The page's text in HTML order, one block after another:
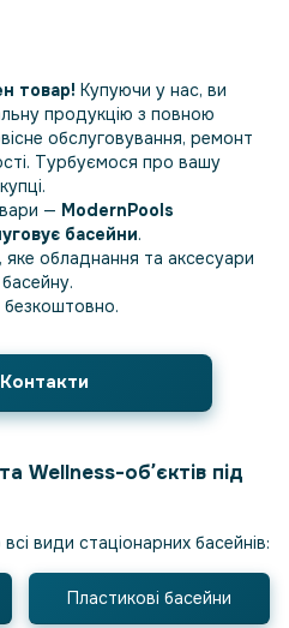
товар! Купуючи у нас, ви
продукцію з повною
обслуговування, ремонт
Турбуємося про вашу
— ModernPools
басейни.
яке обладнання та аксесуари
Wellness-обʼєктів під
види стаціонарних басейнів:
Пластикові басейни